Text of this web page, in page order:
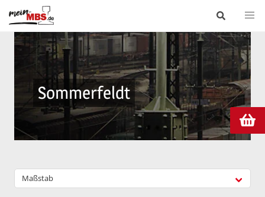
Sommerfeldt
Maßstab